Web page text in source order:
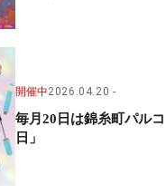
開催中2026.04.20
毎月20日は錦糸町パル
日」